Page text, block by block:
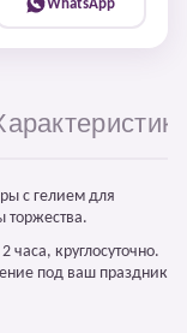
WhatsApp
с гелием для
торжества.
круглосуточно.
под ваш праздник